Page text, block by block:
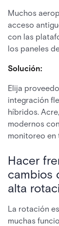
Muchos
acceso
con las
los paneles
Solución:
Elija
integración
híbridos.
modernos
monitoreo en
Hacer
cambios
alta
La rotación
muchas